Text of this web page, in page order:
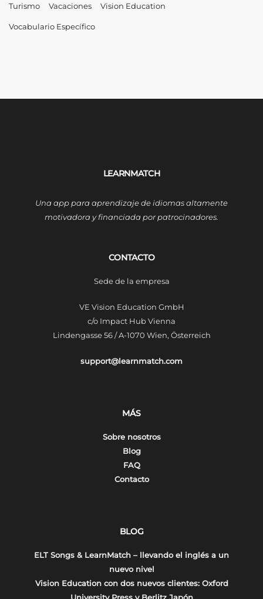
Turismo Vacaciones Vision Education
Vocabulario Específico
LEARNMATCH
Una app para aprendizaje de idiomas altamente
motivadora y financiada por patrocinadores.
CONTACTO
Sede de la empresa
VE Vision Education GmbH
c/o Impact Hub Vienna
Lindengasse 56 / A-1070 Wien, Österreich
support@learnmatch.com
MÁS
Sobre nosotros
Blog
FAQ
Contacto
BLOG
ELT Songs & LearnMatch – llevando el inglés a un
nuevo nivel
Vision Education con dos nuevos clientes: Oxford